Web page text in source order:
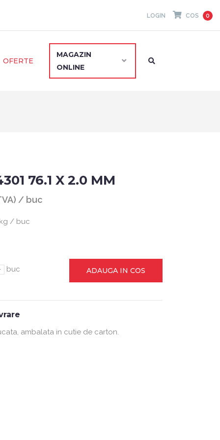
LOGIN COS 0
OFERTE
MAGAZIN
ONLINE
76.1 X 2.0 MM
/ buc
/ buc
buc ADAUGA IN COS
ambalata in cutie de carton.